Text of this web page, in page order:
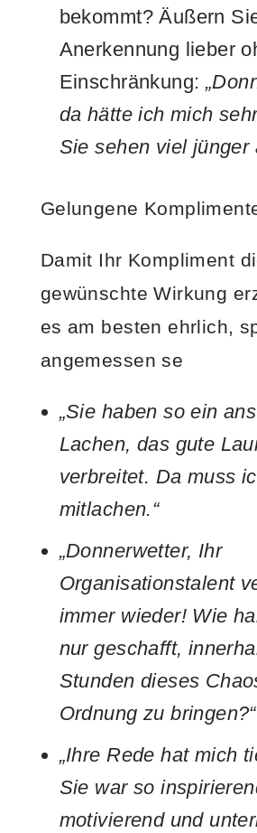
bekommt? Äußern
Anerkennung lieber
Einschränkung:
da hätte ich mich
Sie sehen viel jünger
Gelungene
Damit Ihr Kompliment
gewünschte Wirkung
es am besten ehrlich,
angemessen se
„Sie haben so ein
Lachen, das gute
verbreitet. Da muss
mitlachen.“
„Donnerwetter, Ihr
Organisationstalent
immer wieder! Wie
nur geschafft,
Stunden dieses
Ordnung zu bringen?“
„Ihre Rede hat mich
Sie war so
motivierend und